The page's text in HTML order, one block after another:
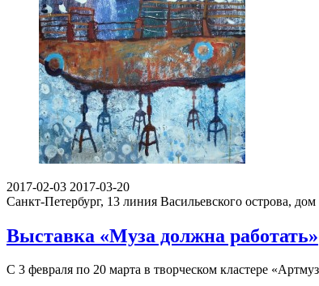
2017-02-03 2017-03-20
Санкт-Петербург, 13 линия Васильевского острова, дом
Выставка «Муза должна работать»
С 3 февраля по 20 марта в творческом кластере